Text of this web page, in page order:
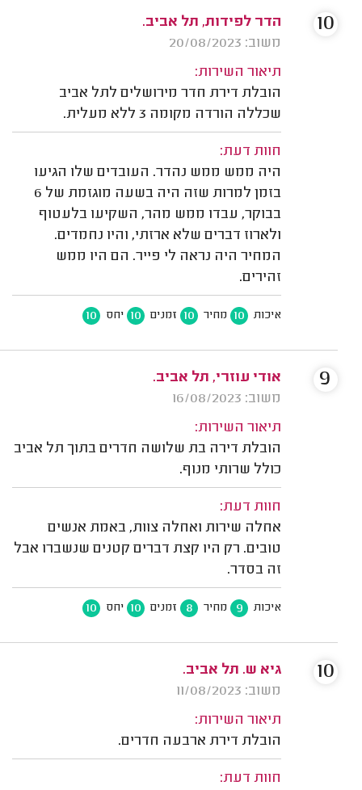
הדר לפידות, תל אביב.
משוב: 20/08/2023
תיאור השירות:
הובלת דירת חדר מירושלים לתל אביב
שכללה הורדה מקומה 3 ללא מעלית.
חוות דעת:
היה ממש ממש נהדר. העובדים שלו הגיעו
בזמן למרות שזה היה בשעה מוגזמת של 6
בבוקר, עבדו ממש מהר, השקיעו בלעטוף
ולארוז דברים שלא ארזתי, והיו נחמדים.
המחיר היה נראה לי פייר. הם היו ממש
זהירים.
איכות 10 מחיר 10 זמנים 10 יחס 10
10
אודי עוזרי, תל אביב.
משוב: 16/08/2023
תיאור השירות:
הובלת דירה בת שלושה חדרים בתוך תל אביב
כולל שרותי מנוף.
חוות דעת:
אחלה שירות ואחלה צוות, באמת אנשים
טובים. רק היו קצת דברים קטנים שנשברו אבל
זה בסדר.
איכות 9 מחיר 8 זמנים 10 יחס 10
9
גיא ש. תל אביב.
משוב: 11/08/2023
תיאור השירות:
הובלת דירת ארבעה חדרים.
חוות דעת:
10